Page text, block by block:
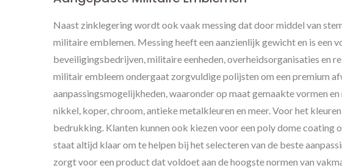
Naast zinklegering wordt ook vaak messing dat door middel van
militaire emblemen. Messing heeft een aanzienlijk gewicht en is een
beveiligingsbedrijven, militaire eenheden, overheidsorganisaties en
militair embleem ondergaat zorgvuldige polijsten om een premium
aanpassingsmogelijkheden, waaronder op maat gemaakte vormen
nikkel, koper, chroom, antieke metalkleuren en meer. Voor het
bedrukking. Klanten kunnen ook kiezen voor een poly dome coating
staat altijd klaar om te helpen bij het selecteren van de beste
zorgt voor een product dat voldoet aan de hoogste normen van